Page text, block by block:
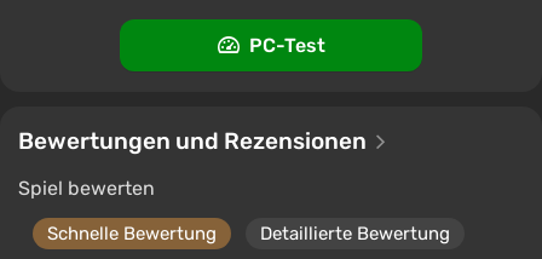
PC-Test
Bewertungen und Rezensionen
Spiel bewerten
Schnelle Bewertung Detaillierte Bewertung